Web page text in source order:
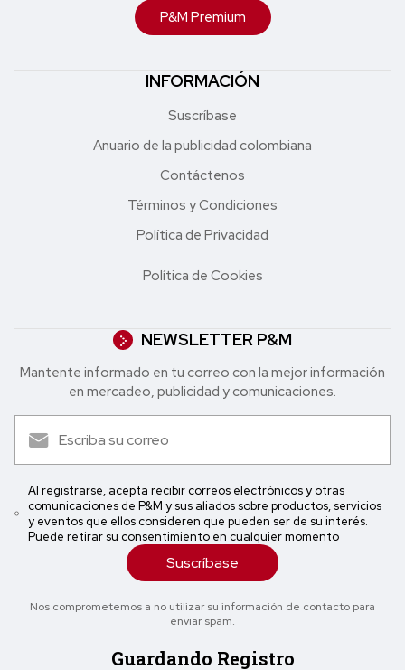
P&M Premium
INFORMACIÓN
Suscríbase
Anuario de la publicidad colombiana
Contáctenos
Términos y Condiciones
Política de Privacidad
Política de Cookies
NEWSLETTER P&M
Mantente informado en tu correo con la mejor in formación
en mercadeo, publicidad y comunicaciones.
Al registrarse, acepta recibir correos electrónicos y otras
comunicaciones de P&M y sus aliados sobre productos, servicios
y eventos que ellos consideren que pueden ser de su interés.
Puede retirar su consentimiento en cualquier momento
Suscríbase
Nos comprometemos a no utilizar su información de contacto para
enviar spam.
Guardando Registro